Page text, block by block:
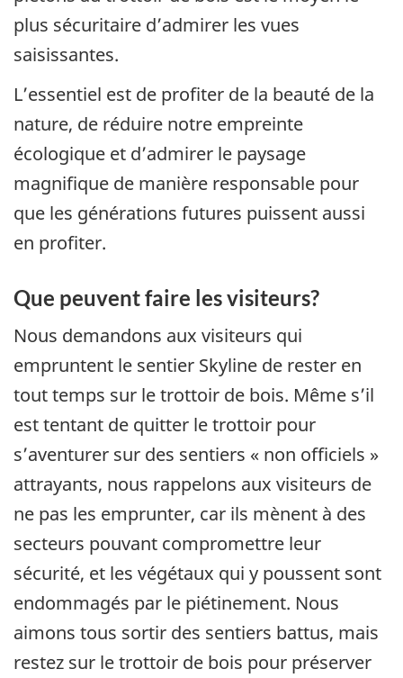
plus sécuritaire d’admirer les vues
saisissantes.
L’essentiel est de profiter de la beauté de la
nature, de réduire notre empreinte
écologique et d’admirer le paysage
magnifique de manière responsable pour
que les générations futures puissent aussi
en profiter.
Que peuvent faire les visiteurs?
Nous demandons aux visiteurs qui
empruntent le sentier Skyline de rester en
tout temps sur le trottoir de bois. Même s’il
est tentant de quitter le trottoir pour
s’aventurer sur des sentiers « non officiels »
attrayants, nous rappelons aux visiteurs de
ne pas les emprunter, car ils mènent à des
secteurs pouvant compromettre leur
sécurité, et les végétaux qui y poussent sont
endommagés par le piétinement. Nous
aimons tous sortir des sentiers battus, mais
restez sur le trottoir de bois pour préserver